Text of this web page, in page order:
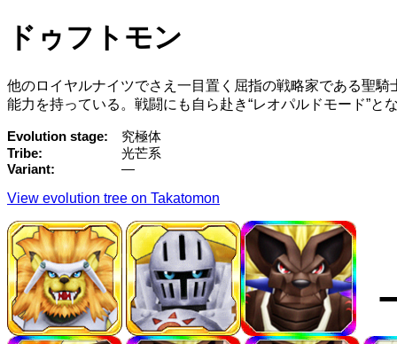
ドゥフトモン
他のロイヤルナイツでさえ一目置く屈指の戦略家である聖
能力を持っている。戦闘にも自ら赴き“レオパルドモード”と
Evolution stage
究極体
Tribe
光芒系
Variant
—
View evolution tree on Takatomon